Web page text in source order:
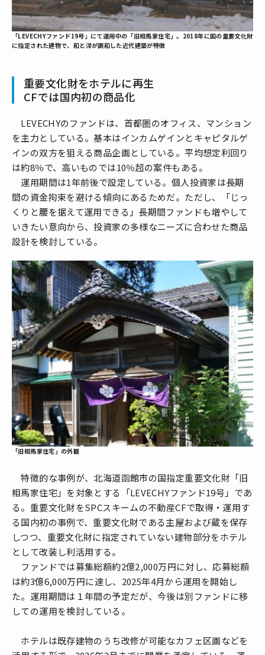
「LEVECHYファンド19号」にて運用中の「旧相馬家住宅」。2018年に国の重要文化財
に指定された建物で、和と洋が調和した近代建築が特徴
重要文化財をホテルに再生
CFでは国内初の商品化
LEVECHYのファンドは、首都圏のオフィス、マンション
を主力としている。基本はインカムゲインとキャピタルゲ
インの双方を狙える商品企画としている。平均想定利回り
は約8％で、高いものでは10％超の案件もある。
運用期間は1年前後で設定している。個人投資家は長期
間の資金拘束を避ける傾向にあるためだ。ただし、「じっ
くりと腰を据えて運用できる」長期間ファンドも増やして
いきたい意向から、投資家の多様なニーズに合わせた商品
設計を検討している。
「旧相馬家住宅」の外観
特徴的な事例が、北海道函館市の国指定重要文化財「旧
相馬家住宅」を対象とする「LEVECHYファンド19号」であ
る。重要文化財をSPCスキームの不動産CFで取得・運用す
る国内初の事例で、重要文化財である主屋および蔵を保存
しつつ、重要文化財に指定されていない建物部分をホテル
として改装し利活用する。
ファンドでは募集総額約2億2,000万円に対し、応募総額
は約3億6,000万円に達し、2025年4月から運用を開始し
た。運用期間は１年間の予定だが、今後は別ファンドに移
しての運用を検討している。
ホテルは既存建物のうち改修が可能なカフェ区画などを